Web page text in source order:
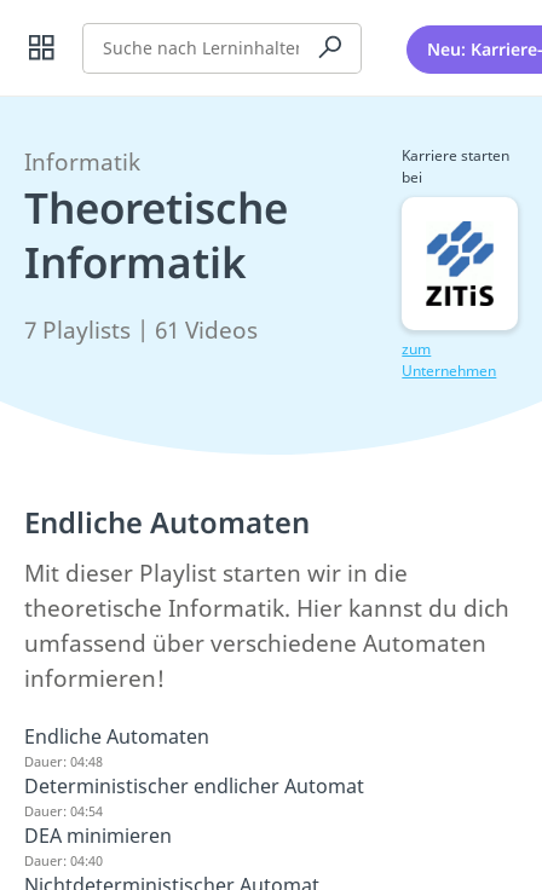
Suche Neu:
Informatik
Theoretische
Informatik
7 Playlists | 61 Videos
Karriere starten
bei
zum
Unternehmen
Endliche Automaten
Mit dieser Playlist starten wir in die
theoretische Informatik. Hier kannst du dich
umfassend über verschiedene Automaten
informieren!
Endliche Automaten
Dauer: 04:48
Deterministischer endlicher Automat
Dauer: 04:54
DEA minimieren
Dauer: 04:40